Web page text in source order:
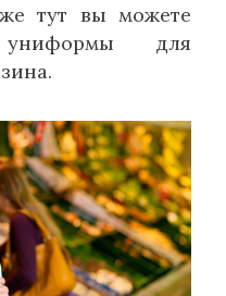
тут вы можете
для